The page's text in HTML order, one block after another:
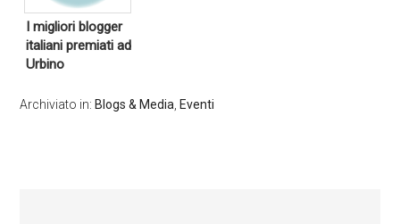
I migliori blogger
italiani premiati ad
Urbino
Archiviato in: Blogs & Media, Eventi